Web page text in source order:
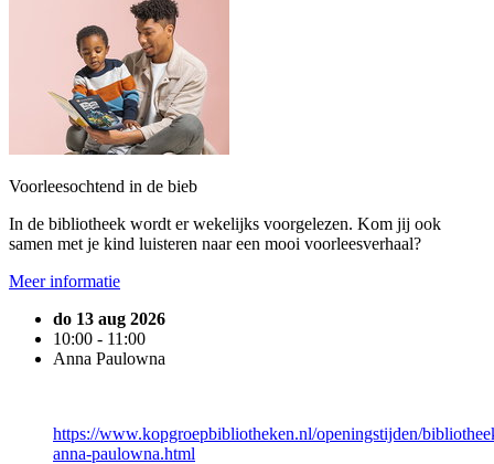
Voorleesochtend in de bieb
In de bibliotheek wordt er wekelijks voorgelezen. Kom jij ook
samen met je kind luisteren naar een mooi voorleesverhaal?
Meer informatie
do 13 aug 2026
10:00 - 11:00
Anna Paulowna
https://www.kopgroepbibliotheken.nl/openingstijden/
anna-paulowna.html